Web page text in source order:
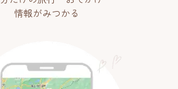
情報がみつかる